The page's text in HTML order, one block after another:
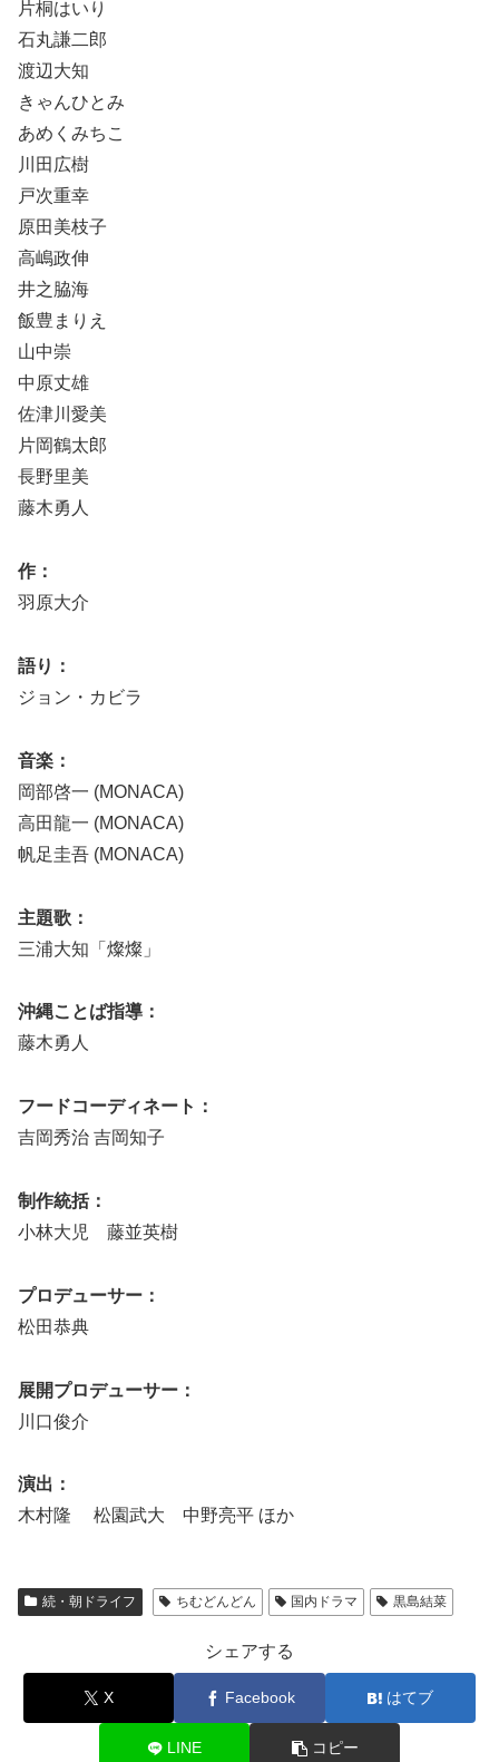
片桐はいり
石丸謙二郎
渡辺大知
きゃんひとみ
あめくみちこ
川田広樹
戸次重幸
原田美枝子
高嶋政伸
井之脇海
飯豊まりえ
山中崇
中原丈雄
佐津川愛美
片岡鶴太郎
長野里美
藤木勇人
作：
羽原大介
語り：
ジョン・カビラ
音楽：
岡部啓一 (MONACA)
高田龍一 (MONACA)
帆足圭吾 (MONACA)
主題歌：
三浦大知「燦燦」
沖縄ことば指導：
藤木勇人
フードコーディネート：
吉岡秀治 吉岡知子
制作統括：
小林大児 藤並英樹
プロデューサー：
松田恭典
展開プロデューサー：
川口俊介
演出：
木村隆 松園武大 中野亮平 ほか
続・朝ドライフ ちむどんどん 国内ドラマ 黒島結菜
シェアする
X Facebook はてブ
LINE コピー